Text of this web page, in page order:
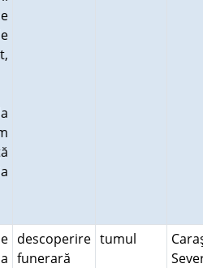
descoperire
funerară
tumul